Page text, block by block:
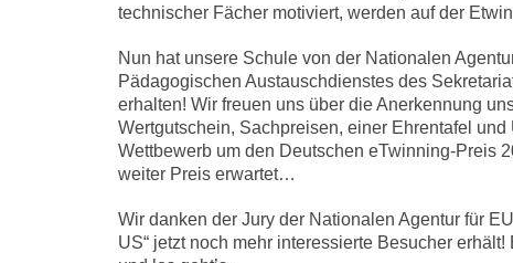
technischer Fächer motiviert, werden auf der
Nun hat unsere Schule von der Nationalen
Pädagogischen Austauschdienstes des
erhalten! Wir freuen uns über die Anerkennung
Wertgutschein, Sachpreisen, einer Ehrentafel
Wettbewerb um den Deutschen eTwinning-Preis
weiter Preis erwartet…
Wir danken der Jury der Nationalen Agentur für
US“ jetzt noch mehr interessierte Besucher